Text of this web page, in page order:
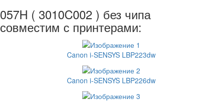
057H ( 3010C002 ) без чипа
совместим с принтерами:
Canon i-SENSYS LBP223dw
Canon i-SENSYS LBP226dw